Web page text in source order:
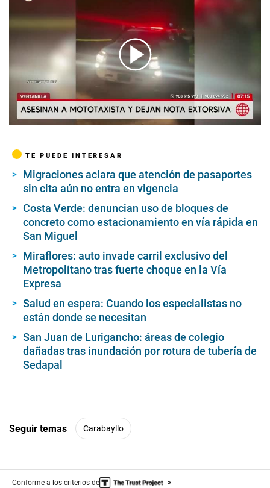
00:00 01:06
TE PUEDE INTERESAR
Migraciones aclara que atención de pasaportes
sin cita aún no entra en vigencia
Costa Verde: denuncian uso de bloques de
concreto como estacionamiento en vía rápida en
San Miguel
Miraflores: auto invade carril exclusivo del
Metropolitano tras fuerte choque en la Vía
Expresa
Salud en espera: Cuando los especialistas no
están donde se necesitan
San Juan de Lurigancho: áreas de colegio
dañadas tras inundación por rotura de tubería de
Sedapal
Seguir temas Carabayllo
Conforme a los criterios de